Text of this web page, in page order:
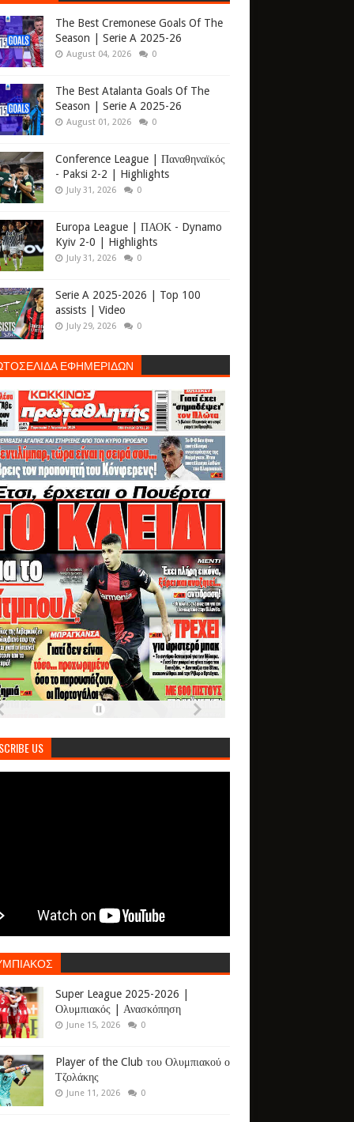
The Best Cremonese Goals Of The
Season | Serie A 2025-26
August 04, 2026 0
The Best Atalanta Goals Of The
Season | Serie A 2025-26
August 01, 2026 0
Conference League | Παναθηναϊκός
- Paksi 2-2 | Highlights
July 31, 2026 0
Europa League | ΠΑΟΚ - Dynamo
Kyiv 2-0 | Highlights
July 31, 2026 0
Serie A 2025-2026 | Top 100
assists | Video
July 29, 2026 0
ΕΦΗΜΕΡΙΔΩΝ
US
Super League 2025-2026 |
Ολυμπιακός | Ανασκόπηση
June 15, 2026 0
Player of the Club του Ολυμπιακού ο
Τζολάκης
June 11, 2026 0